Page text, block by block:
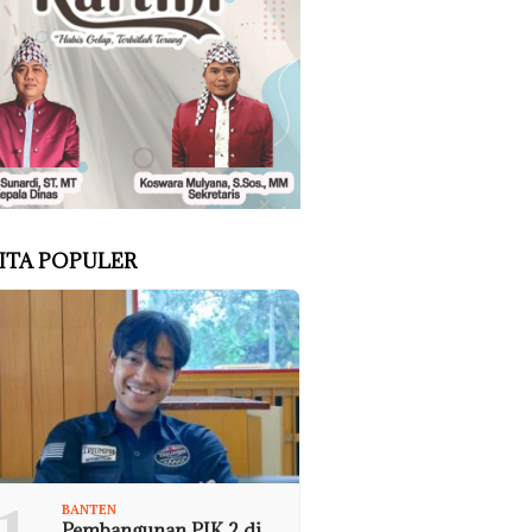
POPULER
BANTEN